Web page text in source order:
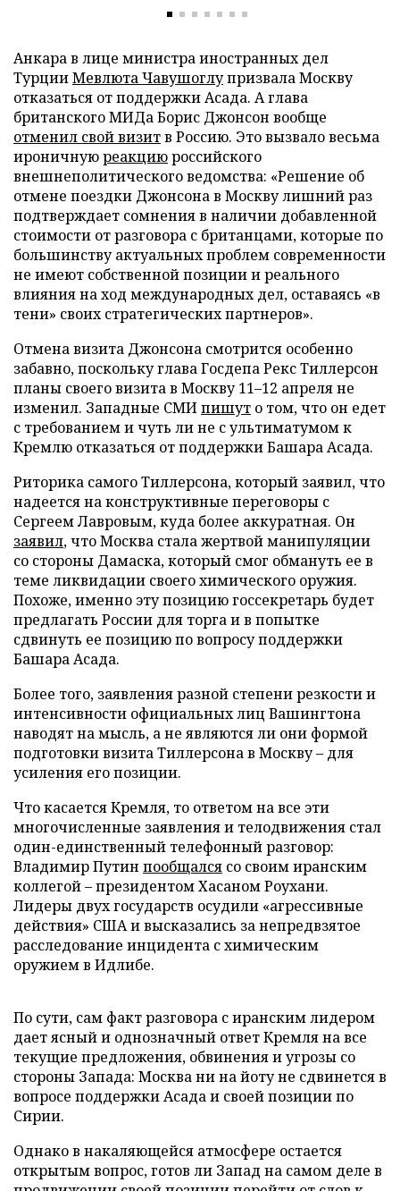
Анкара в лице министра иностранных дел
ТурцииМевлюта Чавушоглупризвала Москву
отказаться от поддержки Асада. А глава
британского МИДа Борис Джонсон вообще
отменил свой визитв Россию. Это вызвало весьма
ироничнуюреакциюроссийского
внешнеполитического ведомства: «Решение об
отмене поездки Джонсона в Москву лишний раз
подтверждает сомнения в наличии добавленной
стоимости от разговора с британцами, которые по
большинству актуальных проблем современности
не имеют собственной позиции и реального
влияния на ход международных дел, оставаясь «в
тени» своих стратегических партнеров».
Отмена визита Джонсона смотрится особенно
забавно, поскольку глава Госдепа Рекс Тиллерсон
планы своего визита в Москву 11–12 апреля не
изменил. Западные СМИпишут о том, что он едет
с требованием и чуть ли не с ультиматумом к
Кремлю отказаться от поддержки Башара Асада.
Риторика самого Тиллерсона, который заявил, что
надеется на конструктивные переговоры с
Сергеем Лавровым, куда более аккуратная. Он
заявил, что Москва стала жертвой манипуляции
со стороны Дамаска, который смог обмануть ее в
теме ликвидации своего химического оружия.
Похоже, именно эту позицию госсекретарь будет
предлагать России для торга и в попытке
сдвинуть ее позицию по вопросу поддержки
Башара Асада.
Более того, заявления разной степени резкости и
интенсивности официальных лиц Вашингтона
наводят на мысль, а не являются ли они формой
подготовки визита Тиллерсона в Москву – для
усиления его позиции.
Что касается Кремля, то ответом на все эти
многочисленные заявления и телодвижения стал
один-единственный телефонный разговор:
Владимир Путин пообщался со своим иранским
коллегой – президентом Хасаном Роухани.
Лидеры двух государств осудили «агрессивные
действия» США и высказались за непредвзятое
расследование инцидента с химическим
оружием в Идлибе.
По сути, сам факт разговора с иранским лидером
дает ясный и однозначный ответ Кремля на все
текущие предложения, обвинения и угрозы со
стороны Запада: Москва ни на йоту не сдвинется в
вопросе поддержки Асада и своей позиции по
Сирии.
Однако в накаляющейся атмосфере остается
открытым вопрос, готов ли Запад на самом деле в